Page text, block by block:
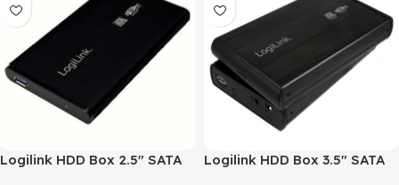
Logilink HDD Box 2.5″ SATA
Logilink HDD Box 3.5″ SATA